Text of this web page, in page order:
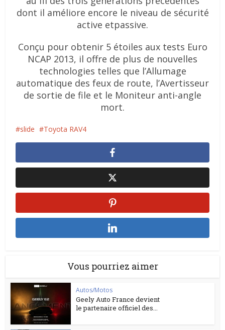
dont il améliore encore le niveau de sécurité
active etpassive.
Conçu pour obtenir 5 étoiles aux tests Euro
NCAP 2013, il offre de plus de nouvelles
technologies telles que l’Allumage
automatique des feux de route, l’Avertisseur
de sortie de file et le Moniteur anti-angle
mort.
slide Toyota RAV4
Vous pourriez aimer
Autos/Motos
Geely Auto France devient
le partenaire officiel des...